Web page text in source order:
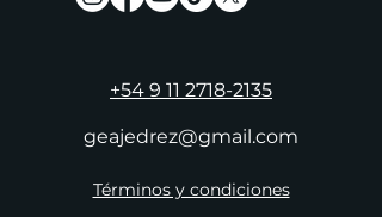
+54 9 11 2718-2135
geajedrez@gmail.com
Términos y condiciones